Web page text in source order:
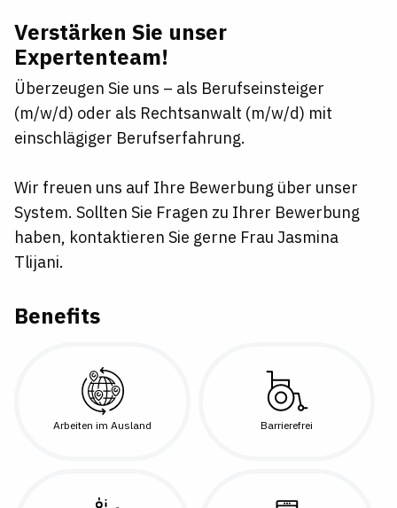
Verstärken Sie unser
Expertenteam!
Überzeugen Sie uns – als Berufseinsteiger
(m/w/d) oder als Rechtsanwalt (m/w/d) mit
einschlägiger Berufserfahrung.
Wir freuen uns auf Ihre Bewerbung über unser
System. Sollten Sie Fragen zu Ihrer Bewerbung
haben, kontaktieren Sie gerne Frau Jasmina
Tlijani.
Benefits
Arbeiten im Ausland Barrierefrei